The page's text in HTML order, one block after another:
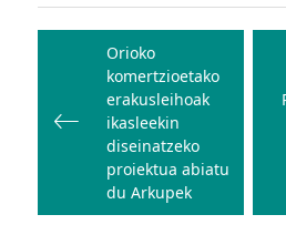
Bidalketetan
zehar
nabigatu
Orioko
komertzioetako
erakusleihoak
ikasleekin
diseinatzeko
proiektua abiatu
du Arkupek